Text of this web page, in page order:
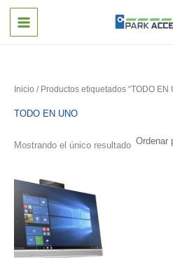
Inicio / Productos etiquetados “TODO EN
TODO EN UNO
Mostrando el único resultado